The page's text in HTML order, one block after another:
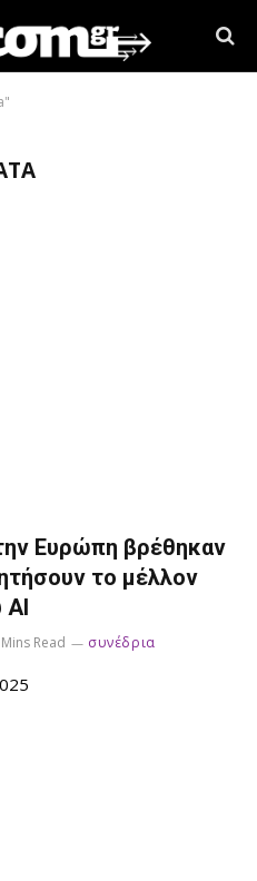
Ευρώπη βρέθηκαν
το μέλλον
AI
Read συνέδρια